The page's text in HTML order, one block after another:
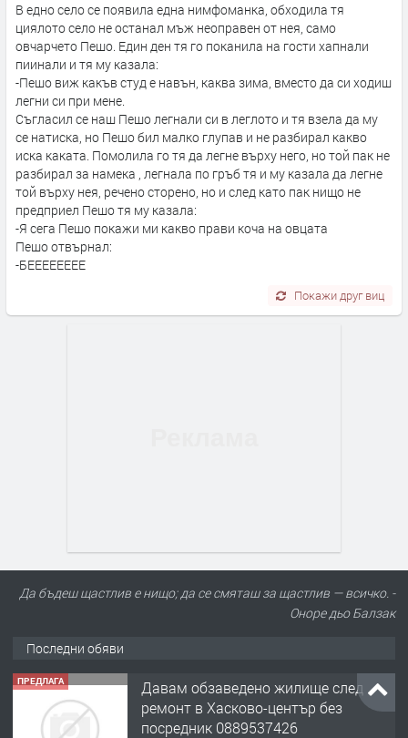
В едно село се появила една нимфоманка, обходила тя
циялото село не останал мъж неоправен от нея, само
овчарчето Пешо. Един ден тя го поканила на гости хапнали
пиинали и тя му казала:
-Пешо виж какъв студ е навън, каква зима, вместо да си ходиш
легни си при мене.
Съгласил се наш Пешо легнали си в леглото и тя взела да му
се натиска, но Пешо бил малко глупав и не разбирал какво
иска каката. Помолила го тя да легне върху него, но той пак не
разбирал за намека , легнала по гръб тя и му казала да легне
той върху нея, речено сторено, но и след като пак нищо не
предприел Пешо тя му казала:
-Я сега Пешо покажи ми какво прави коча на овцата
Пешо отвърнал:
-БЕЕЕЕЕЕЕЕ
Покажи друг виц
Да бъдеш щастлив е нищо; да се смяташ за щастлив — всичко. -
Оноре дьо Балзак
Последни обяви
ПРЕДЛАГА
Давам обзаведено жилище след
ремонт в Хасково-център без
посредник 0889537426